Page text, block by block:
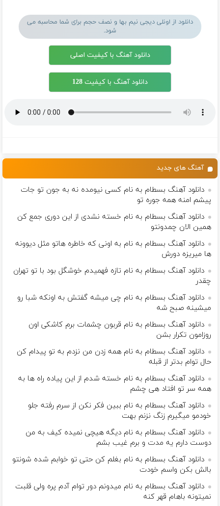
دانلود از اونلی دیجی نیم بها و نصف حجم برای شما محاسبه می
شود.
دانلود آهنگ با کیفیت اصلی
دانلود آهنگ با کیفیت 128
آهنگ های جدید
دانلود آهنگ بسطام به نام کسی نیومده نه به جون تو جات
پیشم امنه همه جوره تو
دانلود آهنگ بسطام به نام خسته نشدی از این دوری جمع کن
همین الان چمدونتو
دانلود آهنگ بسطام به نام به اونی که خاطره هاتو مثل دیوونه
ها میریزه دورش
دانلود آهنگ بسطام به نام تازه فهمیدم خوشگل بود با تو تهران
چقدر
دانلود آهنگ بسطام به نام چی میشه گفتش به اونکه شبا رو
میشینه صبح شه
دانلود آهنگ بسطام به نام قربون چشمات برم کاشکی اون
روزامون تکرار بشن
دانلود آهنگ بسطام به نام همه زدن من نزدم به تو پیدام کن
حال توام بدتر از قبله
دانلود آهنگ بسطام به نام خسته شدم از این پیاده راه ها به
همه سر تو افتاد هی چشم
دانلود آهنگ بسطام به نام ببین فکر نکن از سرم رفته جلو
خودمو میگیرم زنگ نزنم بهت
دانلود آهنگ بسطام به نام دیگه هیچی نمیده کیف به من
دوست دارم یه مدت و برم غیب بشم
دانلود آهنگ بسطام به نام بغلم کن حتی تو خوابم شده شونتو
بالش بکن واسم خودت
دانلود آهنگ بسطام به نام میدونم دور توام آدم پره ولی قلبت
نمیتونه باهام قهر کنه